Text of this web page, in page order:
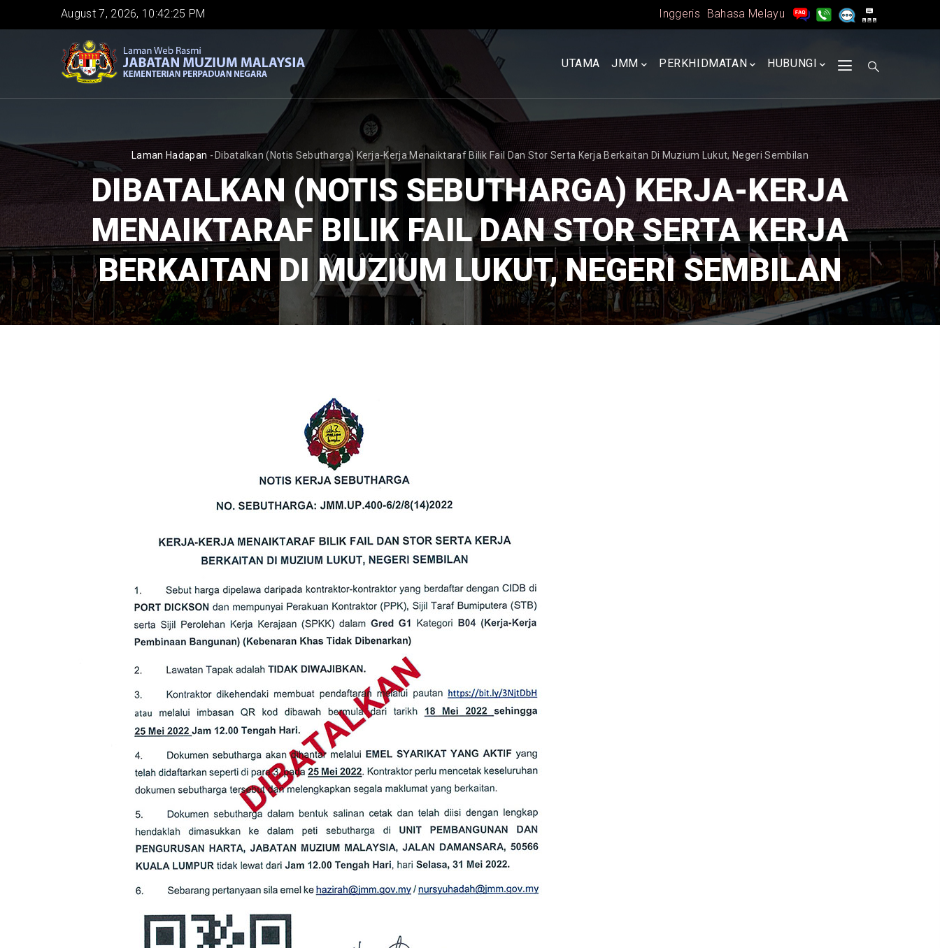
to
August 7, 2026, 10:42:26 PM Inggeris Bahasa Melayu
UTAMA
UTAMA JMM PERKHIDMATAN HUBUNGI
BREADCRUMB
Laman Hadapan - Dibatalkan (Notis Sebutharga) Kerja-Kerja Menaiktaraf Bilik Fail Dan Stor Serta Kerja Berkaitan Di Muzium Lukut, Negeri Sembilan
DIBATALKAN (NOTIS SEBUTHARGA) KERJA-KERJA
MENAIKTARAF BILIK FAIL DAN STOR SERTA KERJA
BERKAITAN DI MUZIUM LUKUT, NEGERI SEMBILAN